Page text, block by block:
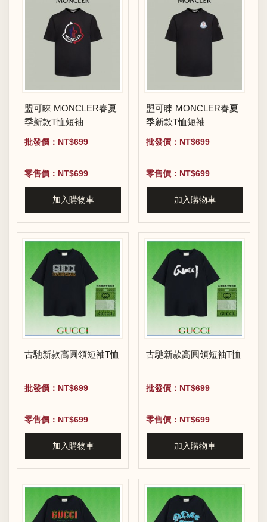
盟可睞 MONCLER春夏
季新款T恤短袖
批發價：NT$699
零售價：NT$699
加入購物車
盟可睞 MONCLER春夏
季新款T恤短袖
批發價：NT$699
零售價：NT$699
加入購物車
古馳新款高圓領短袖T恤
批發價：NT$699
零售價：NT$699
加入購物車
古馳新款高圓領短袖T恤
批發價：NT$699
零售價：NT$699
加入購物車